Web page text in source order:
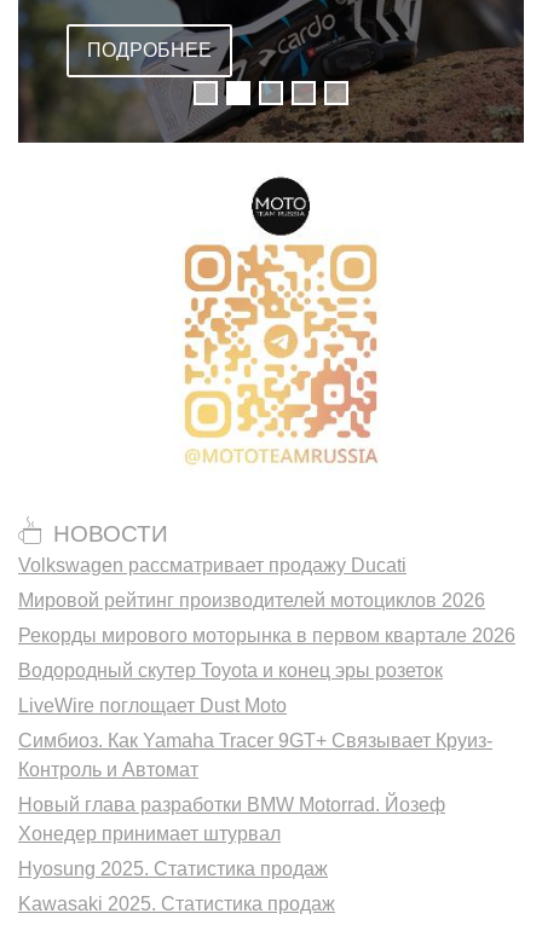
ВСТРОЕННОЙ ГАРНИТУРОЙ
ПОДРОБНЕЕ
НОВОСТИ
Volkswagen рассматривает продажу Ducati
Мировой рейтинг производителей мотоциклов 2026
Рекорды мирового моторынка в первом квартале 2026
Водородный скутер Toyota и конец эры розеток
LiveWire поглощает Dust Moto
Симбиоз. Как Yamaha Tracer 9GT+ Связывает Круиз-
Контроль и Автомат
Новый глава разработки BMW Motorrad. Йозеф
Хонедер принимает штурвал
Hyosung 2025. Статистика продаж
Kawasaki 2025. Статистика продаж